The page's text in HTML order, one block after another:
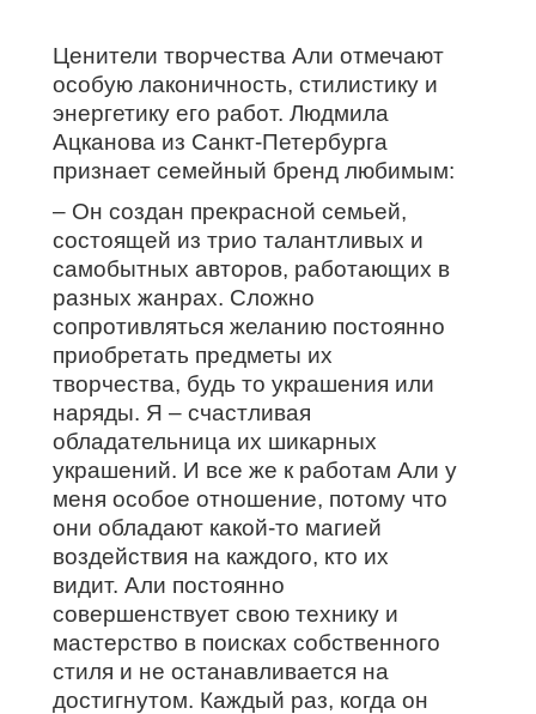
Ценители творчества Али отмечают
особую лаконичность, стилистику и
энергетику его работ. Людмила
Ацканова из Санкт-Петербурга
признает семейный бренд любимым:
– Он создан прекрасной семьей,
состоящей из трио талантливых и
самобытных авторов, работающих в
разных жанрах. Сложно
сопротивляться желанию постоянно
приобретать предметы их
творчества, будь то украшения или
наряды. Я – счастливая
обладательница их шикарных
украшений. И все же к работам Али у
меня особое отношение, потому что
они обладают какой-то магией
воздействия на каждого, кто их
видит. Али постоянно
совершенствует свою технику и
мастерство в поисках собственного
стиля и не останавливается на
достигнутом. Каждый раз, когда он